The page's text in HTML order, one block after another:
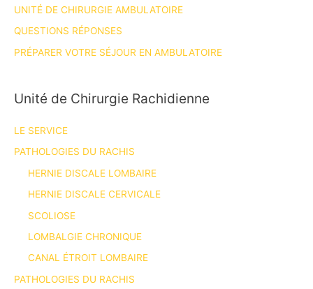
UNITÉ DE CHIRURGIE AMBULATOIRE
QUESTIONS RÉPONSES
PRÉPARER VOTRE SÉJOUR EN AMBULATOIRE
Unité de Chirurgie Rachidienne
LE SERVICE
PATHOLOGIES DU RACHIS
HERNIE DISCALE LOMBAIRE
HERNIE DISCALE CERVICALE
SCOLIOSE
LOMBALGIE CHRONIQUE
CANAL ÉTROIT LOMBAIRE
PATHOLOGIES DU RACHIS